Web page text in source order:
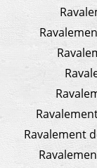
Ravalement